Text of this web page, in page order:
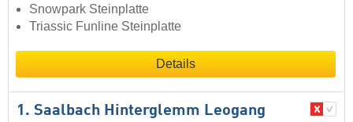
Snowpark Steinplatte
Triassic Funline Steinplatte
Details
1. Saalbach Hinterglemm Leogang